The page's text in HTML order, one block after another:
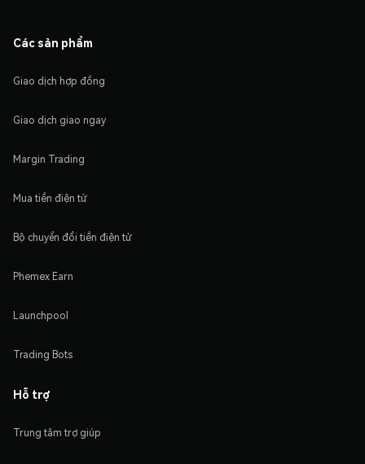
Các sản phẩm
Giao dịch hợp đồng
Giao dịch giao ngay
Margin Trading
Mua tiền điện tử
Bộ chuyển đổi tiền điện tử
Phemex Earn
Launchpool
Trading Bots
Hỗ trợ
Trung tâm trợ giúp